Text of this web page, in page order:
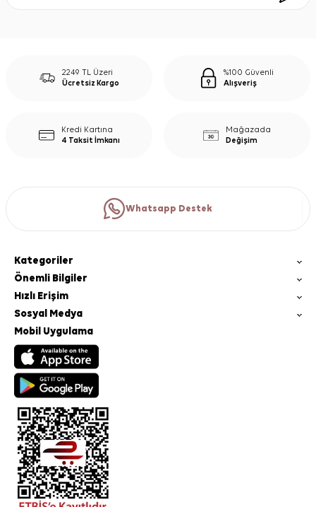
2249 TL Üzeri
Ücretsiz Kargo
%100 Güvenli
Alışveriş
Kredi Kartına
4 Taksit İmkanı
Mağazada
Değişim
Whatsapp Destek
Kategoriler
Önemli Bilgiler
Hızlı Erişim
Sosyal Medya
Mobil Uygulama